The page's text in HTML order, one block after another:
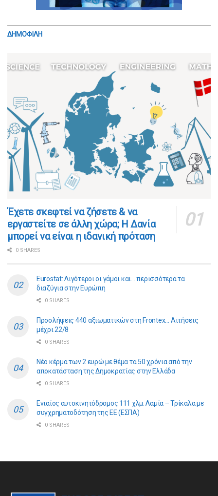
ΔΗΜΟΦΙΛΗ
​​Έχετε σκεφτεί να ζήσετε & να
εργαστείτε σε άλλη χώρα; Η Δανία
μπορεί να είναι η ιδανική πρόταση
0 SHARES
Eurostat: Λιγότεροι οι γάμοι και… περισσότερα τα
διαζύγια στην Ευρώπη
0 SHARES
Προσλήψεις 440 αξιωματικών στη Frontex… Αιτήσεις
μέχρι 22/8
0 SHARES
Νέο κέρμα των 2 ευρώ με θέμα τα 50 χρόνια από την
αποκατάσταση της Δημοκρατίας στην Ελλάδα
0 SHARES
Ενιαίος αυτοκινητόδρομος 111 χλμ. Λαμία – Τρίκαλα με
συγχρηματοδότηση της ΕE (ΕΣΠΑ)
0 SHARES